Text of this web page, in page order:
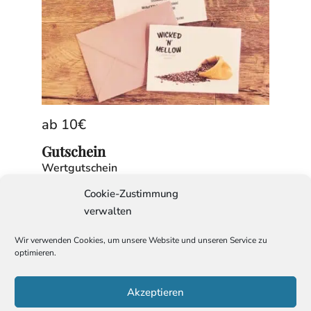
Cookie-Zustimmung
verwalten
Wir verwenden Cookies, um unsere Website und unseren Service zu
optimieren.
Akzeptieren
ab 10€
Gutschein
Wertgutschein
VERTRAG WIDERRUFEN
FilterkaffeeEspresso